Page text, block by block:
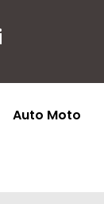
Auto Moto